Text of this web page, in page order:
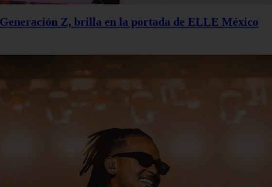
Z, brilla en la portada de ELLE México